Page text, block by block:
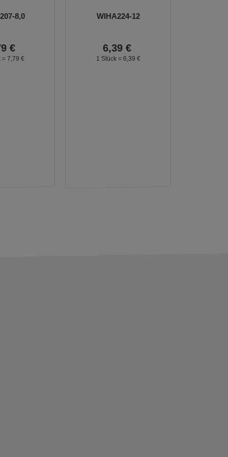
8,0
€
= 7, 79 €
WIHA224-12
6,39 €
1 Stück = 6, 39 €